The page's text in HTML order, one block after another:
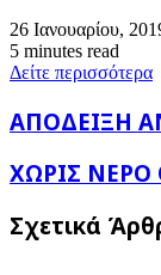
26 Ιανουαρίου,
5 minutes read
Δείτε περισσότερα
ΑΠΟΔΕΙΞΗ
ΑΠΟΔΕΙΞΗ
ΧΩΡΙΣ
ΝΕΡΟ
ΜΟΥΔΡΟΣ
ΧΩΡΙΣ
Σχετικά